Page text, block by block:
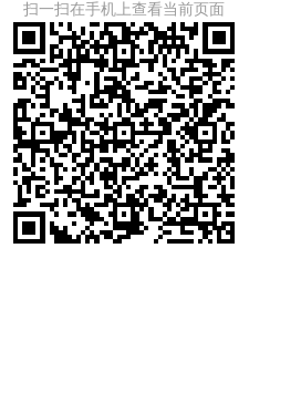
扫一扫在手机上查看当前页面